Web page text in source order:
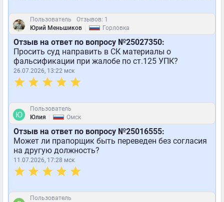
Пользователь
Отзывов: 1
Юрий Меньшиков
Горловка
Отзыв на ответ по вопросу №25027350:
Просить суд направить в СК материалы о
фальсификации при жалобе по ст.125 УПК?
26.07.2026, 13:22 мск
Пользователь
Юлия
Омск
Отзыв на ответ по вопросу №25016555:
Может ли прапорщик быть переведен без согласия
на другую должность?
11.07.2026, 17:28 мск
Пользователь